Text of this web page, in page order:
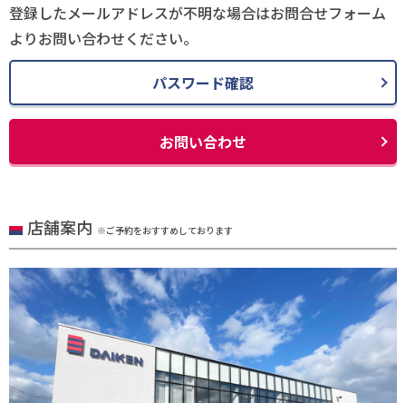
登録したメールアドレスが不明な場合はお問合せフォーム
よりお問い合わせください。
パスワード確認
お問い合わせ
店舗案内 ※ご予約をおすすめしております